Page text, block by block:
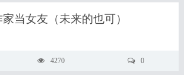
当女友（未来的也可）
4270 0